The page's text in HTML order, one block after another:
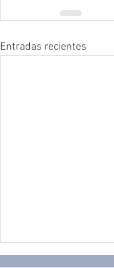
Entradas recientes